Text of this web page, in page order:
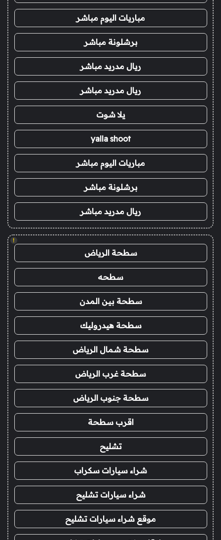
مباريات اليوم مباشر
برشلونة مباشر
ريال مدريد مباشر
ريال مدريد مباشر
يلا شوت
yalla shoot
مباريات اليوم مباشر
برشلونة مباشر
ريال مدريد مباشر
!
سطحة الرياض
سطحه
سطحة بين المدن
سطحة هيدروليك
سطحة شمال الرياض
سطحة غرب الرياض
سطحة جنوب الرياض
اقرب سطحة
تشليح
شراء سيارات سكراب
شراء سيارات تشليح
موقع شراء سيارات تشليح